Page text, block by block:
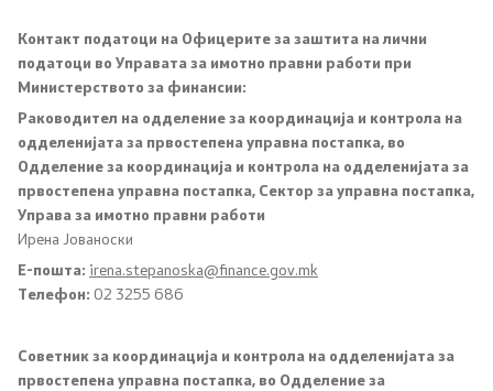
Академија за јавни финансии
Финансиска едукација
Избори
Финансиска инспекција во јавниот сектор
Клучни сегменти
Реформи
Контакт податоци на Офицерите за заштита на лични
податоци во Управата за имотно правни работи при
Министерството за финансии:
Раководител на одделение за координација и контрола на
одделенијата за првостепена управна постапка, во
Одделение за координација и контрола на одделенијата за
првостепена управна постапка, Сектор за управна постапка,
Управа за имотно правни работи
Ирена Јованоски
Е-пошта: irena.stepanoska@finance.gov.mk
Телефон: 02 3255 686
Советник за координација и контрола на одделенијата за
првостепена управна постапка, во Одделение за